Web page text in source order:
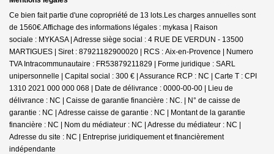
Ce bien fait partie d'une copropriété de 13 lots.Les charges annuelles sont
de 1560€.Affichage des informations légales : mykasa | Raison
sociale : MYKASA | Adresse siège social : 4 RUE DE VERDUN - 13500
MARTIGUES | Siret : 87921182900020 | RCS : Aix-en-Provence | Numero
TVA Intracommunautaire : FR53879211829 | Forme juridique : SARL
unipersonnelle | Capital social : 300 € | Assurance RCP : NC | Carte T : CPI
1310 2021 000 000 068 | Date de délivrance : 0000-00-00 | Lieu de
délivrance : NC | Caisse de garantie financière : NC. | N° de caisse de
garantie : NC | Adresse caisse de garantie : NC | Montant de la garantie
financière : NC | Nom du médiateur : NC | Adresse du médiateur : NC |
Adresse du site : NC | Entreprise juridiquement et financièrement
indépendante